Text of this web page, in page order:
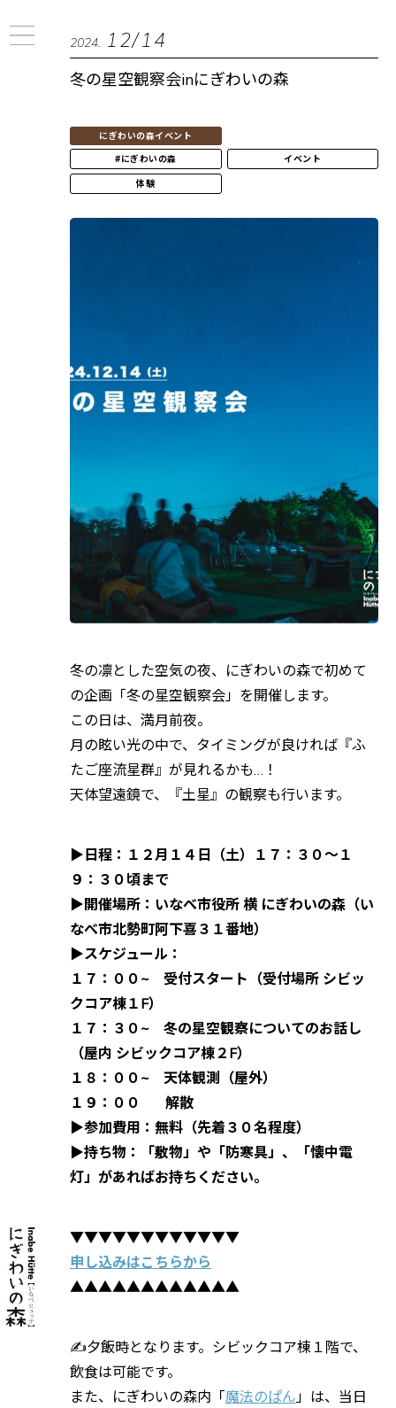
2024. 12/14
冬の星空観察会inにぎわいの森
にぎわいの森イベント
#にぎわいの森
イベント
体験
冬の凛とした空気の夜、にぎわいの森で初めて
の企画「冬の星空観察会」を開催します。
この日は、満月前夜。
月の眩い光の中で、タイミングが良ければ『ふ
たご座流星群』が見れるかも…！
天体望遠鏡で、『土星』の観察も行います。
▶︎日程：１２月１４日（土）１７：３０〜１
９：３０頃まで
▶︎開催場所：いなべ市役所 横 にぎわいの森（い
なべ市北勢町阿下喜３１番地）
▶︎スケジュール：
１７：００~ 受付スタート（受付場所 シビッ
クコア棟１F）
１７：３０~ 冬の星空観察についてのお話し
（屋内 シビックコア棟２F）
１８：００~ 天体観測（屋外）
１９：００ 解散
▶︎参加費用：無料（先着３０名程度）
▶︎持ち物：「敷物」や「防寒具」、「懐中電
灯」があればお持ちください。
▼▼▼▼▼▼▼▼▼▼▼▼
申し込みはこちらから
▲▲▲▲▲▲▲▲▲▲▲▲
✍️夕飯時となります。シビックコア棟１階で、
飲食は可能です。
また、にぎわいの森内「魔法のぱん」は、当日